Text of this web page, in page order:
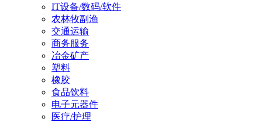
IT设备/数码/软件
农林牧副渔
交通运输
商务服务
冶金矿产
塑料
橡胶
食品饮料
电子元器件
医疗/护理